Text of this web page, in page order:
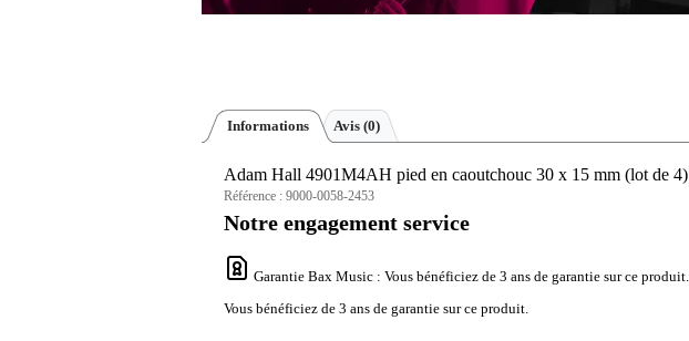
Informations Avis (0)
Adam Hall 4901M4AH pied en caoutchouc 30 x 15 mm (lot de 4)
Référence : 9000-0058-2453
Notre engagement service
Garantie Bax Music : Vous bénéficiez de 3 ans de garantie sur ce produit.
Vous bénéficiez de 3 ans de garantie sur ce produit.